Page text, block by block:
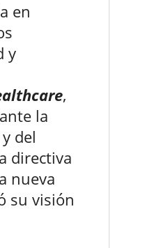
en
y
,
la
del
directiva
nueva
su visión